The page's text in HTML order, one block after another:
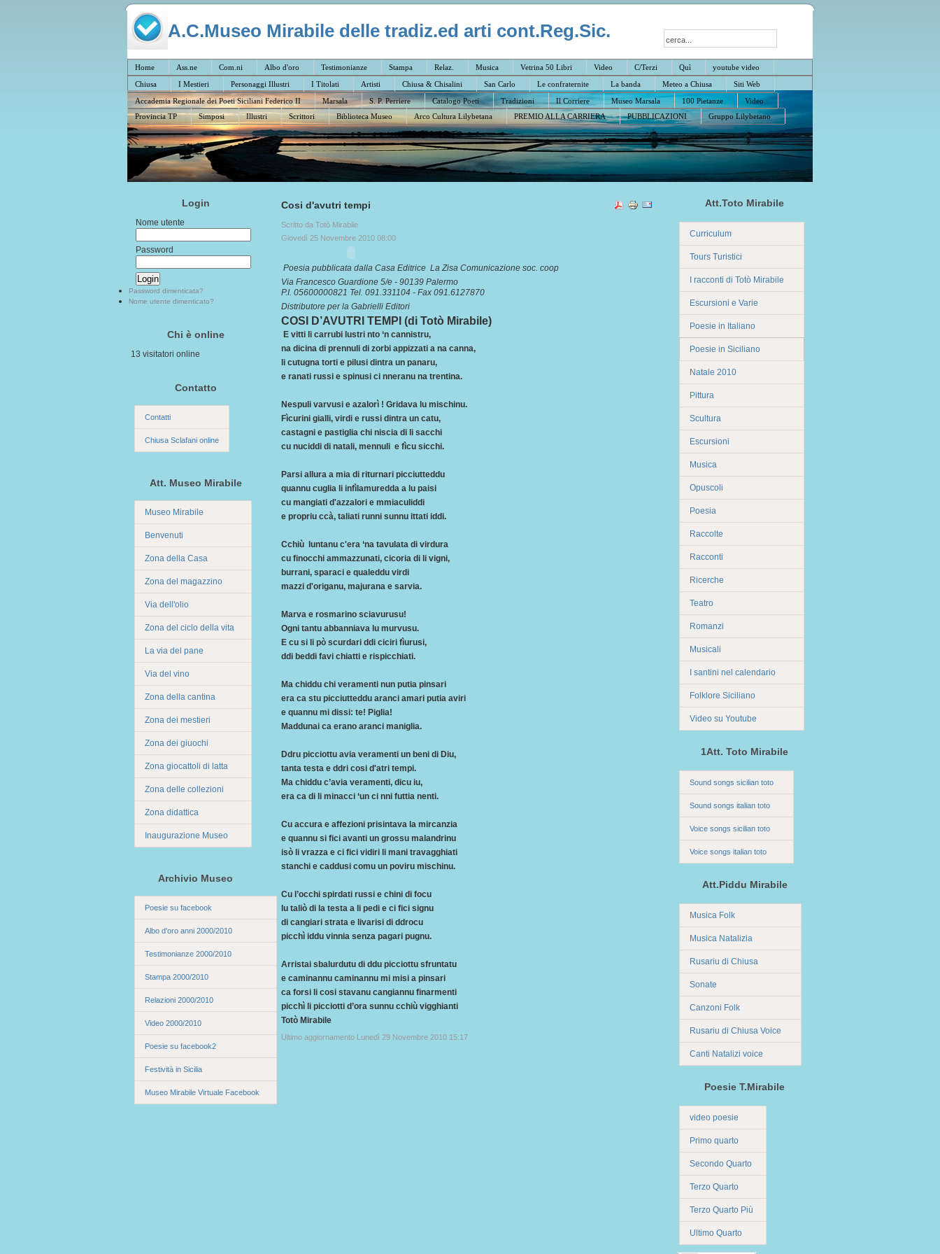
A.C.Museo Mirabile delle tradiz.ed arti cont.Reg.Sic.
Home Ass.ne Com.ni Albo d'oro Testimonianze Stampa Relaz. Musica Vetrina 50 Libri Video C/Terzi Quì
youtube video
Chiusa
I Mestieri Personaggi Illustri I Titolati Artisti Chiusa & Chisalini San Carlo Le confraternite La banda Meteo a Chiusa
Siti Web
Accademia Regionale dei Poeti Siciliani Federico II
Marsala S. P. Perriere Catalogo Poeti Tradizioni Il Corriere Museo Marsala 100 Pietanze
Video
Provincia TP
Simposi Illustri Scrittori Biblioteca Museo Arco Cultura Lilybetana PREMIO ALLA CARRIERA PUBBLICAZIONI Gruppo Lilybetano
Login
Nome utente
Password
Password dimenticata?
Nome utente dimenticato?
Chi è online
13 visitatori online
Contatto
Contatti
Chiusa Sclafani online
Att. Museo Mirabile
Museo Mirabile
Benvenuti
Zona della Casa
Zona del magazzino
Via dell'olio
Zona del ciclo della vita
La via del pane
Via del vino
Zona della cantina
Zona dei mestieri
Zona dei giuochi
Zona giocattoli di latta
Zona delle collezioni
Zona didattica
Inaugurazione Museo
Archivio Museo
Poesie su facebook
Albo d'oro anni 2000/2010
Testimonianze 2000/2010
Stampa 2000/2010
Relazioni 2000/2010
Video 2000/2010
Poesie su facebook2
Festività in Sicilia
Museo Mirabile Virtuale Facebook
Cosi d'avutri tempi
Scritto da Totò Mirabile
Giovedì 25 Novembre 2010 08:00
Poesia pubblicata dalla Casa Editrice La Zisa Comunicazione soc. coop
Via Francesco Guardione 5/e - 90139 Palermo
P.I. 05600000821 Tel. 091.331104 - Fax 091.6127870
Distributore per la Gabrielli Editori
COSI D’AVUTRI TEMPI (di Totò Mirabile)
E vitti li carrubi lustri nto ‘n cannistru,
na dicina di prennuli di zorbi appizzati a na canna,
li cutugna torti e pilusi dintra un panaru,
e ranati russi e spinusi ci nneranu na trentina.
Nespuli varvusi e azalorì ! Gridava lu mischinu.
Fìcurini gialli, virdi e russi dintra un catu,
castagni e pastiglia chi niscia di li sacchi
cu nuciddi di natali, mennuli e fìcu sicchi.
Parsi allura a mia di riturnari picciutteddu
quannu cuglia li infìlamuredda a lu paisi
cu mangiati d'azzalori e mmiaculiddi
e propriu ccà, taliati runni sunnu ittati iddi.
Cchiù luntanu c'era ‘na tavulata di virdura
cu finocchi ammazzunati, cicoria di li vigni,
burrani, sparaci e qualeddu virdi
mazzi d'origanu, majurana e sarvia.
Marva e rosmarino sciavurusu!
Ogni tantu abbanniava lu murvusu.
E cu si li pò scurdari ddi ciciri fìurusi,
ddi beddi favi chiatti e rispicchiati.
Ma chiddu chi veramenti nun putia pinsari
era ca stu picciutteddu aranci amari putia aviri
e quannu mi dissi: te! Piglia!
Maddunai ca erano aranci maniglia.
Ddru picciottu avia veramenti un beni di Diu,
tanta testa e ddri cosi d'atri tempi.
Ma chiddu c’avia veramenti, dicu iu,
era ca di li minacci ‘un ci nni futtia nenti.
Cu accura e affezioni prisintava la mircanzia
e quannu si fici avanti un grossu malandrinu
isò li vrazza e ci fici vidiri li mani travagghiati
stanchi e caddusi comu un poviru mischinu.
Cu l’occhi spirdati russi e chini di focu
lu taliò di la testa a li pedi e ci fici signu
di cangiari strata e livarisi di ddrocu
picchì iddu vinnia senza pagari pugnu.
Arristai sbalurdutu di ddu picciottu sfruntatu
e caminannu caminannu mi misi a pinsari
ca forsi li cosi stavanu cangiannu finarmenti
picchì li picciotti d’ora sunnu cchiù vigghianti
Totò Mirabile
Ultimo aggiornamento Lunedì 29 Novembre 2010 15:17
Att.Toto Mirabile
Curriculum
Tours Turistici
I racconti di Totò Mirabile
Escursioni e Varie
Poesie in Italiano
Poesie in Siciliano
Natale 2010
Pittura
Scultura
Escursioni
Musica
Opuscoli
Poesia
Raccolte
Racconti
Ricerche
Teatro
Romanzi
Musicali
I santini nel calendario
Folklore Siciliano
Video su Youtube
1Att. Toto Mirabile
Sound songs sicilian toto
Sound songs italian toto
Voice songs sicilian toto
Voice songs italian toto
Att.Piddu Mirabile
Musica Folk
Musica Natalizia
Rusariu di Chiusa
Sonate
Canzoni Folk
Rusariu di Chiusa Voice
Canti Natalizi voice
Poesie T.Mirabile
video poesie
Primo quarto
Secondo Quarto
Terzo Quarto
Terzo Quarto Più
Ultimo Quarto